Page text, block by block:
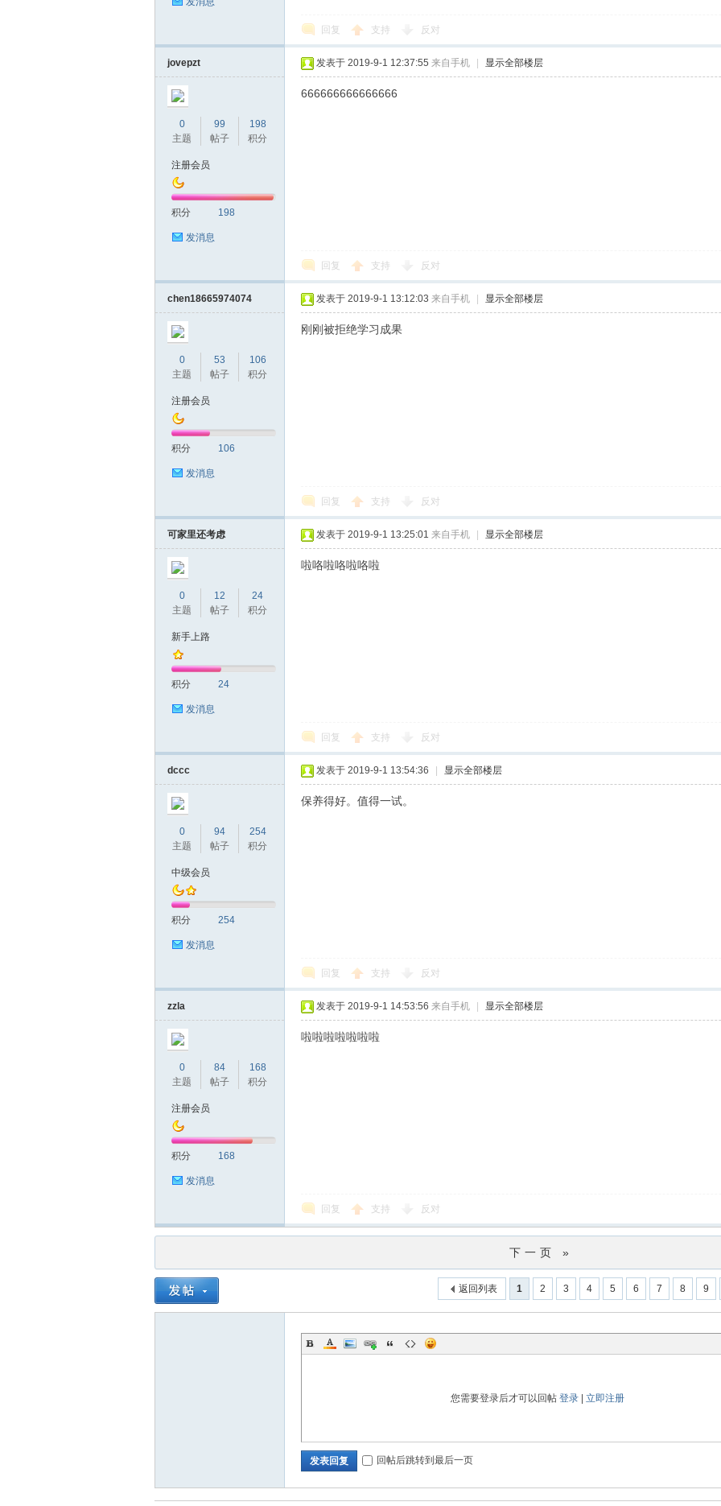
圳
品
回复 支持 反对
jovepzt
0
主题
99
帖子
198
积分
注册会员
积分 198
发消息
发表于 2019-9-1 12:37:55 来自手机 显示全部楼层
666666666666666
回复 支持 反对
chen18665974074
0
主题
53
帖子
106
积分
注册会员
积分 106
发消息
发表于 2019-9-1 13:12:03 来自手机 显示全部楼层
刚刚被拒绝学习成果
回复 支持 反对
可家里还考虑
0
主题
12
帖子
24
积分
新手上路
积分 24
发消息
发表于 2019-9-1 13:25:01 来自手机 显示全部楼层
啦咯啦咯啦咯啦
回复 支持 反对
dccc
0
主题
94
帖子
254
积分
中级会员
积分 254
发消息
发表于 2019-9-1 13:54:36 显示全部楼层
保养得好。值得一试。
回复 支持 反对
zzla
0
主题
84
帖子
168
积分
注册会员
积分 168
发消息
发表于 2019-9-1 14:53:56 来自手机 显示全部楼层
啦啦啦啦啦啦啦
回复 支持 反对
下一页 »
1 2 3 4 5 6 7 8 9
返回列表
您需要登录后才可以回帖 登录| 立即注册
发表回复 回帖后跳转到最后一页